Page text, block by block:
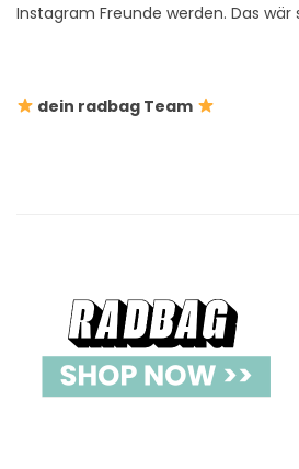
Instagram Freunde werden. Das wär
dein radbag Team